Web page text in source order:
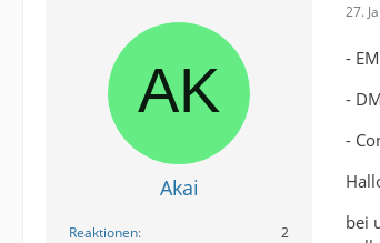
Akai
Reaktionen
2
27.
-
-
-
bei